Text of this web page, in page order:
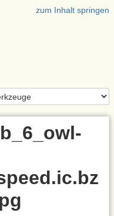
zum Inhalt springen